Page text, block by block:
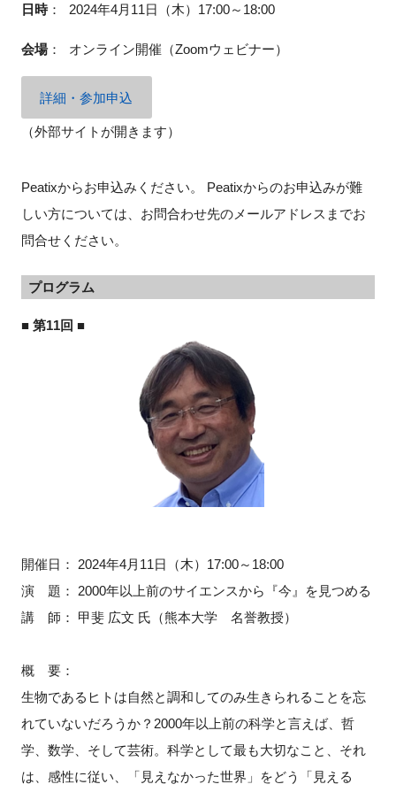
日時： 2024年4月11日（木）17:00～18:00
会場： オンライン開催（Zoomウェビナー）
詳細・参加申込
（外部サイトが開きます）
Peatixからお申込みください。 Peatixからのお申込みが難
しい方については、お問合わせ先のメールアドレスまでお
問合せください。
プログラム
■ 第11回 ■
開催日： 2024年4月 11日（木） 17:00～ 18:00
演 題： 2000年以上前のサイエンスから『今』を見つめる
講 師： 甲斐 広文 氏（熊本大学 名誉教授）
概 要：
生物であるヒトは自然と調和してのみ生きられることを忘
れていないだろうか？ 2000年以上前の科学と言えば、哲
学、数学、そして芸術。科学として最も大切なこと、それ
は、感性に従い、「見えなかった世界」をどう「見える